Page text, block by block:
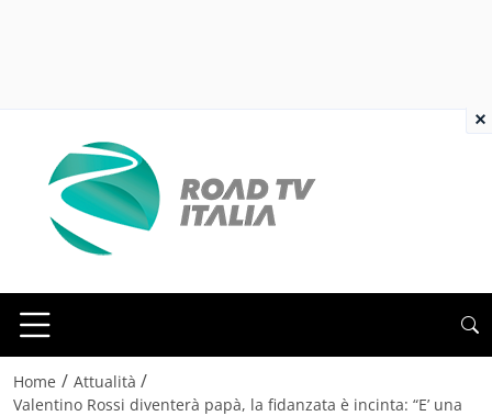
Home / Attualità /
Valentino Rossi diventerà papà, la fidanzata è incinta: “E’ una
×